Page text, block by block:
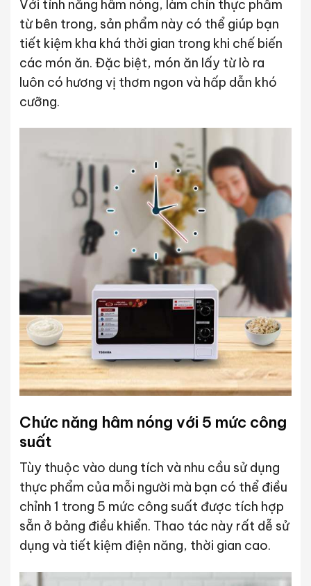
Với tính năng hâm nóng, làm chín thực phẩm
từ bên trong, sản phẩm này có thể giúp bạn
tiết kiệm kha khá thời gian trong khi chế biến
các món ăn. Đặc biệt, món ăn lấy từ lò ra
luôn có hương vị thơm ngon và hấp dẫn khó
cưỡng.
Chức năng hâm nóng với 5 mức công
suất
Tùy thuộc vào dung tích và nhu cầu sử dụng
thực phẩm của mỗi người mà bạn có thể điều
chỉnh 1 trong 5 mức công suất được tích hợp
sẵn ở bảng điều khiển. Thao tác này rất dễ sử
dụng và tiết kiệm điện năng, thời gian cao.